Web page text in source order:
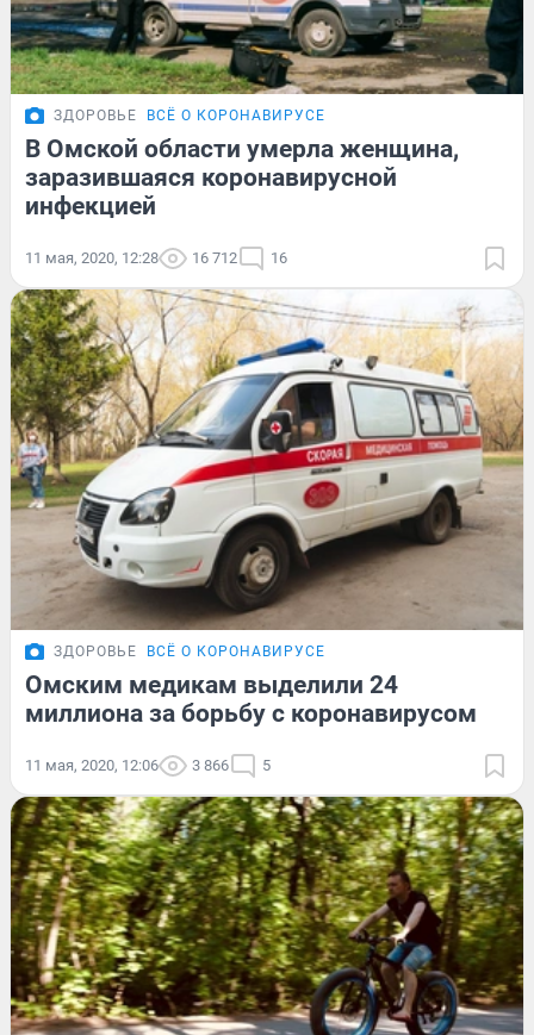
ЗДОРОВЬЕ ВСЁ О КОРОНАВИРУСЕ
В Омской области умерла женщина,
заразившаяся коронавирусной
инфекцией
11 мая, 2020, 12:28 16 712 16
ЗДОРОВЬЕ ВСЁ О КОРОНАВИРУСЕ
Омским медикам выделили 24
миллиона за борьбу с коронавирусом
11 мая, 2020, 12:06 3 866 5